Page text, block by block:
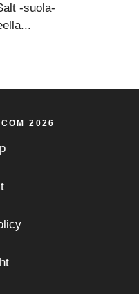
-suola-
2026